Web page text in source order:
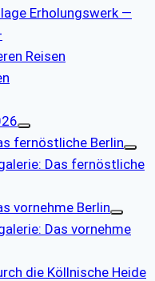
Erholungswerk —
Reisen
fernöstliche Berlin
Das fernöstliche
vornehme Berlin
Das vornehme
die Köllnische Heide